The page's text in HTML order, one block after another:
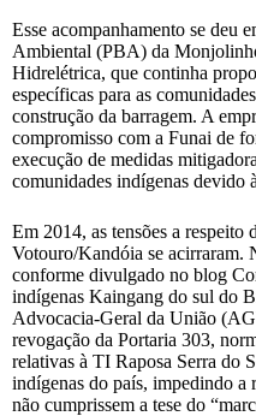
Esse acompanhamento se deu
Ambiental (PBA) da
Hidrelétrica, que continha
específicas para as
construção da barragem. A
compromisso com a Funai de
execução de medidas
comunidades indígenas devido
Em 2014, as tensões a respeito
Votouro/Kandóia se acirraram.
conforme divulgado no blog
indígenas Kaingang do sul do
Advocacia-Geral da União
revogação da Portaria 303,
relativas à TI Raposa Serra do
indígenas do país, impedindo a
não cumprissem a tese do